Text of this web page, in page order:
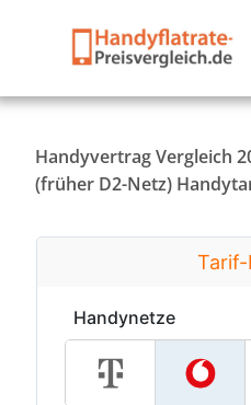
Handyvertrag Vergleich
(früher D2-Netz)